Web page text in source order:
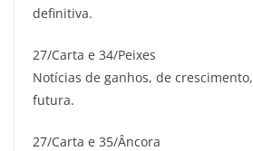
definitiva.
27/Carta e 34/Peixes
Notícias de ganhos, de
futura.
27/Carta e 35/Âncora